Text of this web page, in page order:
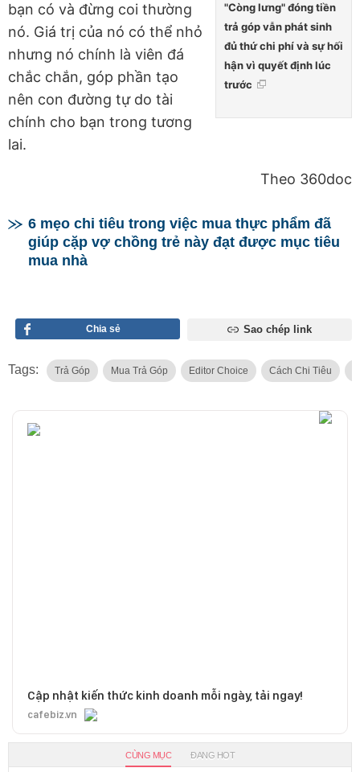
"Còng lưng" đóng tiền
trả góp vẫn phát sinh
đủ thứ chi phí và sự hối
hận vì quyết định lúc
trước
bạn có và đừng coi thường
nó. Giá trị của nó có thể nhỏ
nhưng nó chính là viên đá
chắc chắn, góp phần tạo
nên con đường tự do tài
chính cho bạn trong tương
lai.
Theo 360doc
6 mẹo chi tiêu trong việc mua thực phẩm đã
giúp cặp vợ chồng trẻ này đạt được mục tiêu
mua nhà
Chia sẻ Sao chép link
Tags: Trả Góp Mua Trả Góp Editor Choice Cách Chi Tiêu
Cập nhật kiến thức kinh doanh mỗi ngày, tải ngay!
cafebiz.vn
CÙNG MỤC ĐANG HOT